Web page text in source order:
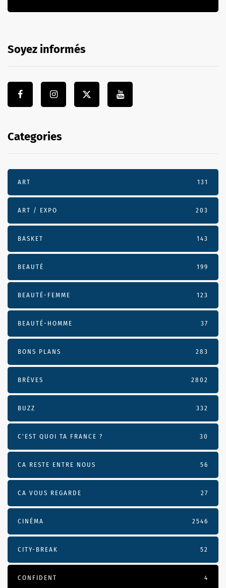
Soyez informés
Categories
ART 131
ART / EXPO 203
BASKET 143
BEAUTÉ 199
BEAUTÉ-FEMME 123
BEAUTÉ-HOMME 37
BONS PLANS 283
BRÈVES 2802
BUZZ 332
C'EST QUOI TA FRANCE ? 30
CA RESTE ENTRE NOUS 56
CA VOUS REGARDE 27
CINÉMA 2546
CITY-BREAK 52
CONFIDENT 4